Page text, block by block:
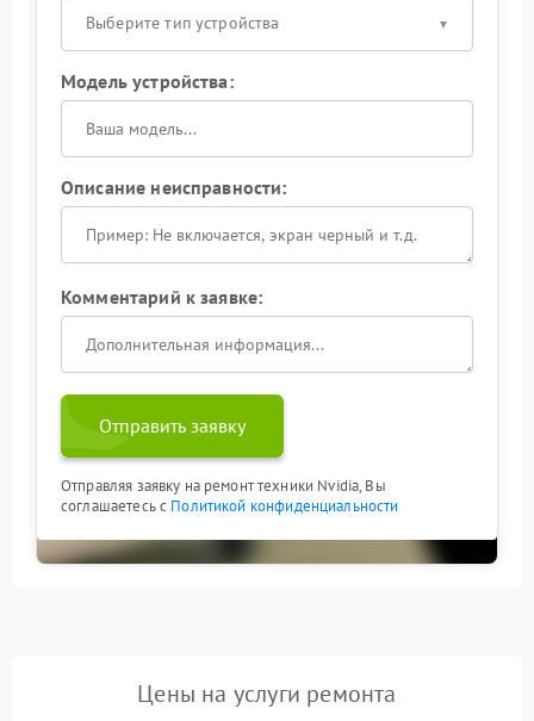
Выберите тип устройства
Модель устройства:
Описание неисправности:
Комментарий к заявке:
Отправить заявку
Отправляя заявку на ремонт техники Nvidia, Вы
соглашаетесь с Политикой конфиденциальности
Цены на услуги ремонта